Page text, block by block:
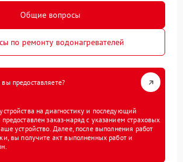
Общие вопросы
по ремонту водонагревателей
предоставляете?
на диагностику и последующий
заказ-наряд с указанием страховых
устройство. Далее, после выполнения работ
вы получите акт выполненных работ и